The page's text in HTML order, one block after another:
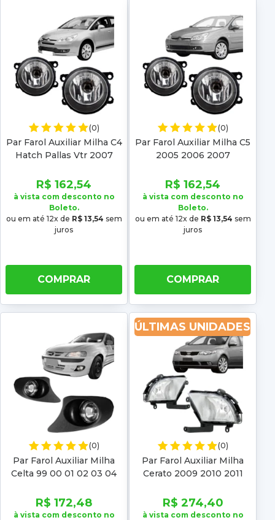
(0)
Par Farol Auxiliar Milha C4
Hatch Pallas Vtr 2007
2012
R$ 162,54
à vista com desconto no
Boleto.
ou em até 12x de R$ 13,54 sem
juros
COMPRAR
(0)
Par Farol Auxiliar Milha C5
2005 2006 2007
R$ 162,54
à vista com desconto no
Boleto.
ou em até 12x de R$ 13,54 sem
juros
COMPRAR
(0)
Par Farol Auxiliar Milha
Celta 99 00 01 02 03 04
R$ 172,48
à vista com desconto no
ÚLTIMAS UNIDADES
(0)
Par Farol Auxiliar Milha
Cerato 2009 2010 2011
R$ 274,40
à vista com desconto no